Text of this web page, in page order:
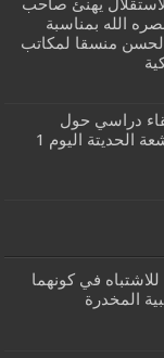
يهنئ صاحب
الله بمناسبة
الحسن منسقا لمكاتب
دراسي حول
مستجدات علاج السرطان بالاشعة الحديتة اليوم 1
في كونهما
المخدرة